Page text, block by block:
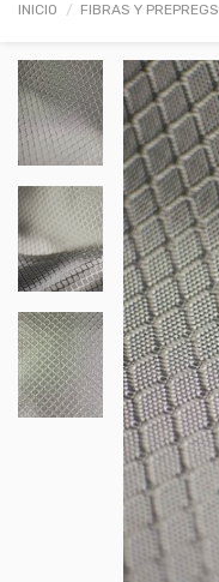
INICIO FIBRAS Y PREPREGS